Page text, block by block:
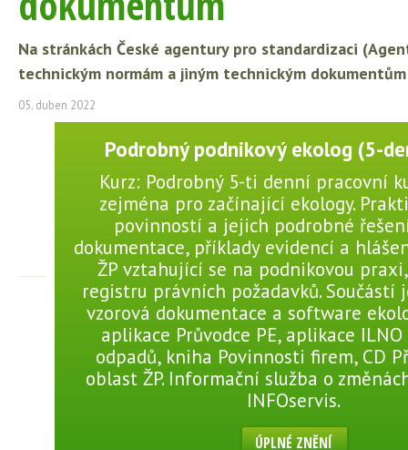
Na stránkách České agentury pro standardizaci
technickým normám a jiným technickým
05. duben 2022
Podrobný podnikový ekolog (5-
Kurz: Podrobný 5-ti denní pracovní
zejména pro začínající ekology.
povinností a jejich podrobné
dokumentace, příklady evidencí a
ŽP vztahující se na podnikovou
registru právních požadavků. Součástí
vzorová dokumentace a software
aplikace Průvodce PE, aplikace
odpadů, kniha Povinnosti firem, CD
oblast ŽP. Informační služba o
INFOservis.
ÚPLNÉ ZNĚNÍ